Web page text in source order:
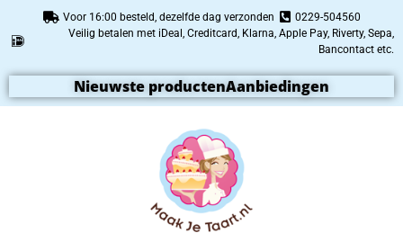
Voor 16:00 besteld, dezelfde dag verzonden
0229-504560
Veilig betalen met iDeal, Creditcard, Klarna, Apple Pay, Riverty, Sepa,
Bancontact etc.
Nieuwste productenAanbiedingen